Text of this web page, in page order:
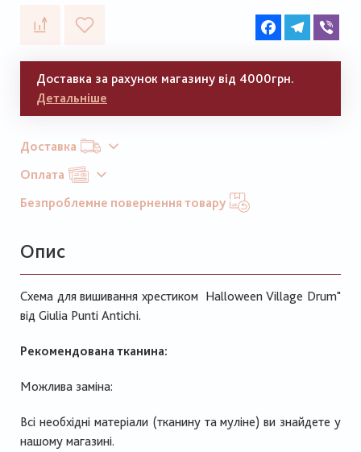
FacebookTelegram
Доставка за рахунок магазину від 4000грн.
Детальніше
Доставка
Оплата
Безпроблемне повернення товару
Опис
Схема для вишивання хрестиком Halloween Village Drum"
від Giulia Punti Antichi.
Рекомендована тканина:
Можлива заміна:
Всі необхідні матеріали (тканину та муліне) ви знайдете у
нашому магазині.